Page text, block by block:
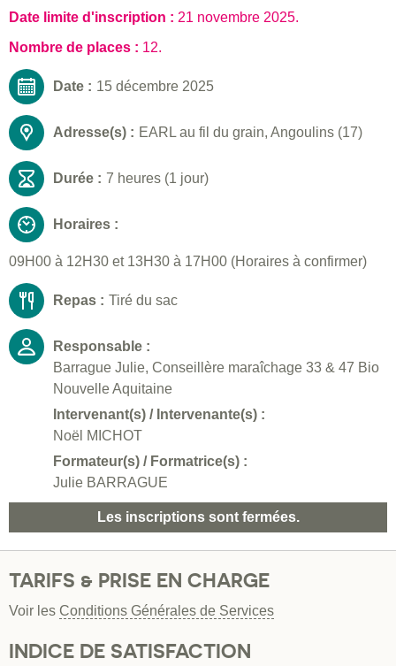
Date limite d'inscription : 21 novembre 2025.
Nombre de places : 12.
Date : 15 décembre 2025
Adresse(s) : EARL au fil du grain, Angoulins (17)
Durée : 7 heures (1 jour)
Horaires :
09H00 à 12H30 et 13H30 à 17H00 (Horaires à confirmer)
Repas : Tiré du sac
Responsable :
Barrague Julie, Conseillère maraîchage 33 & 47 Bio
Nouvelle Aquitaine
Intervenant(s) / Intervenante(s) :
Noël MICHOT
Formateur(s) / Formatrice(s) :
Julie BARRAGUE
Les inscriptions sont fermées.
TARIFS & PRISE EN CHARGE
Voir les Conditions Générales de Services
INDICE DE SATISFACTION